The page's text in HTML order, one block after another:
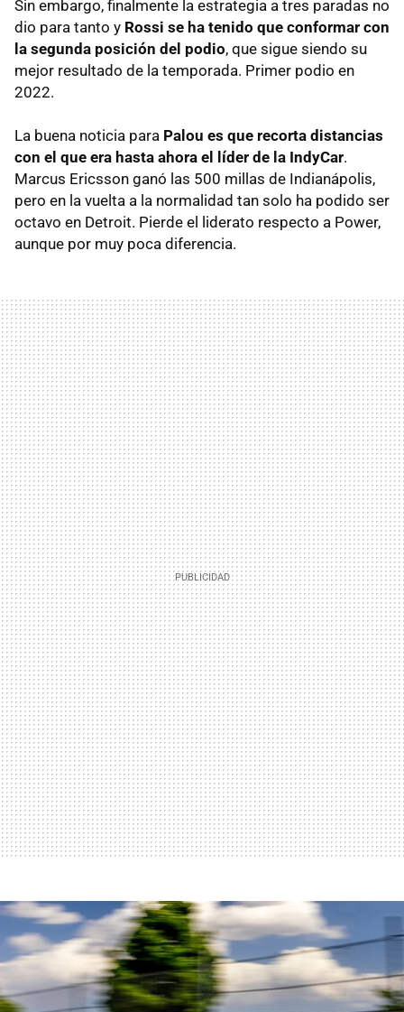
Sin embargo, finalmente la estrategia a tres paradas no
dio para tanto y Rossi se ha tenido que conformar con
la segunda posición del podio, que sigue siendo su
mejor resultado de la temporada. Primer podio en
2022.
La buena noticia para Palou es que recorta distancias
con el que era hasta ahora el líder de la IndyCar.
Marcus Ericsson ganó las 500 millas de Indianápolis,
pero en la vuelta a la normalidad tan solo ha podido ser
octavo en Detroit. Pierde el liderato respecto a Power,
aunque por muy poca diferencia.